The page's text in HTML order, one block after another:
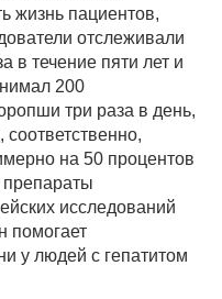
жизнь пациентов,
отслеживали
в течение пяти лет и
200
три раза в день,
на 50 процентов
препараты
исследований
помогает
у людей с гепатитом